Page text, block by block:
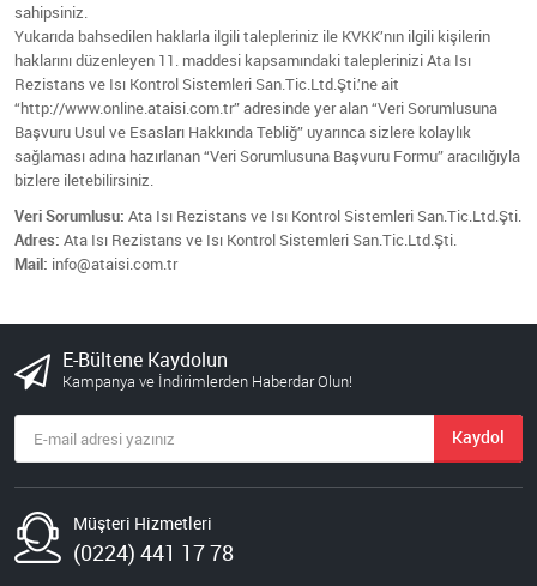
sahipsiniz.
Yukarıda bahsedilen haklarla ilgili talepleriniz ile KVKK’nın ilgili kişilerin
haklarını düzenleyen 11. maddesi kapsamındaki taleplerinizi Ata Isı
Rezistans ve Isı Kontrol Sistemleri San.Tic.Ltd.Şti.’ne ait
“http://www.online.ataisi.com.tr” adresinde yer alan “Veri Sorumlusuna
Başvuru Usul ve Esasları Hakkında Tebliğ” uyarınca sizlere kolaylık
sağlaması adına hazırlanan “Veri Sorumlusuna Başvuru Formu” aracılığıyla
bizlere iletebilirsiniz.
Veri Sorumlusu: Ata Isı Rezistans ve Isı Kontrol Sistemleri San.Tic.Ltd.Şti.
Adres: Ata Isı Rezistans ve Isı Kontrol Sistemleri San.Tic.Ltd.Şti.
Mail: info@ataisi.com.tr
E-Bültene Kaydolun
Kampanya ve İndirimlerden Haberdar Olun!
Kaydol
Müşteri Hizmetleri
(0224) 441 17 78